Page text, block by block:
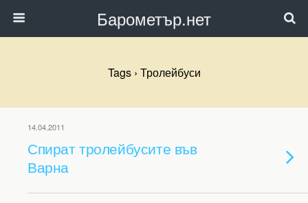
Барометър.нет
Tags › Тролейбуси
14.04.2011
Спират тролейбусите във
Варна